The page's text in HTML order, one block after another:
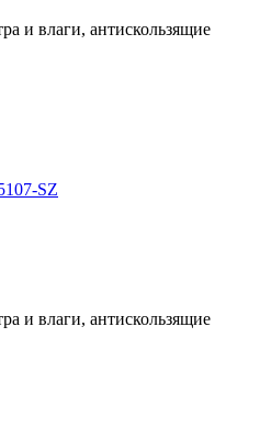
и влаги, антискользящие
SZ
и влаги, антискользящие